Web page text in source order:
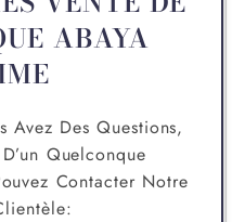
ABAYA
Avez Des Questions,
Quelconque
Contacter Notre